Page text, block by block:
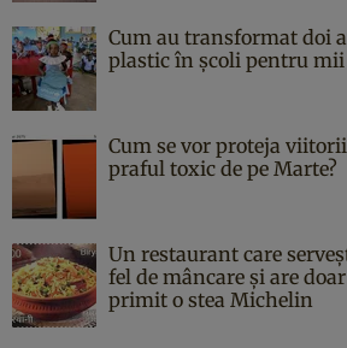
Cum au transformat doi
plastic în școli pentru mii
Cum se vor proteja
praful toxic de pe Marte?
Un restaurant care
fel de mâncare și are
primit o stea Michelin